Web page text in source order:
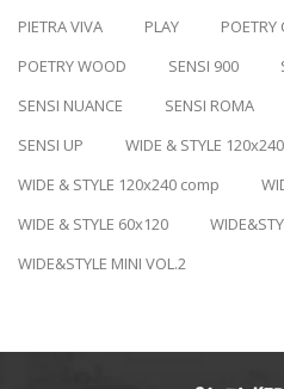
PIETRA VIVA
PLAY
POETRY
POETRY WOOD
SENSI 900
SENSI NUANCE
SENSI ROMA
SENSI UP
WIDE & STYLE 120x240
WIDE & STYLE 120x240 comp
WIDE & STYLE 60x120
WIDE&STYLE MINI VOL.2